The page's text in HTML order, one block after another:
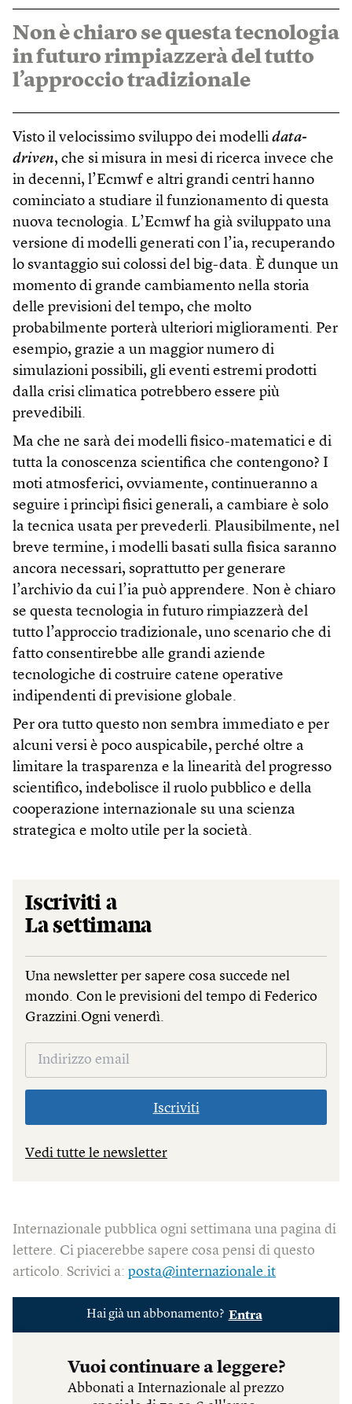
Non è chiaro se questa tecnologia
in futuro rimpiazzerà del tutto
l’approccio tradizionale
Visto il velocissimo sviluppo dei modelli data-
driven, che si misura in mesi di ricerca invece che
in decenni, l’Ecmwf e altri grandi centri hanno
cominciato a studiare il funzionamento di questa
nuova tecnologia. L’Ecmwf ha già sviluppato una
versione di modelli generati con l’ia, recuperando
lo svantaggio sui colossi del big-data. È dunque un
momento di grande cambiamento nella storia
delle previsioni del tempo, che molto
probabilmente porterà ulteriori miglioramenti. Per
esempio, grazie a un maggior numero di
simulazioni possibili, gli eventi estremi prodotti
dalla crisi climatica potrebbero essere più
prevedibili.
Ma che ne sarà dei modelli fisico-matematici e di
tutta la conoscenza scientifica che contengono? I
moti atmosferici, ovviamente, continueranno a
seguire i princìpi fisici generali, a cambiare è solo
la tecnica usata per prevederli. Plausibilmente, nel
breve termine, i modelli basati sulla fisica saranno
ancora necessari, soprattutto per generare
l’archivio da cui l’ia può apprendere. Non è chiaro
se questa tecnologia in futuro rimpiazzerà del
tutto l’approccio tradizionale, uno scenario che di
fatto consentirebbe alle grandi aziende
tecnologiche di costruire catene operative
indipendenti di previsione globale.
Per ora tutto questo non sembra immediato e per
alcuni versi è poco auspicabile, perché oltre a
limitare la trasparenza e la linearità del progresso
scientifico, indebolisce il ruolo pubblico e della
cooperazione internazionale su una scienza
strategica e molto utile per la società.
Iscriviti a
La settimana
Una newsletter per sapere cosa succede nel
mondo. Con le previsioni del tempo di Federico
Grazzini.Ogni venerdì.
Iscriviti
Vedi tutte le newsletter
Internazionale pubblica ogni settimana una pagina di
lettere. Ci piacerebbe sapere cosa pensi di questo
articolo. Scrivici a: posta@internazionale.it